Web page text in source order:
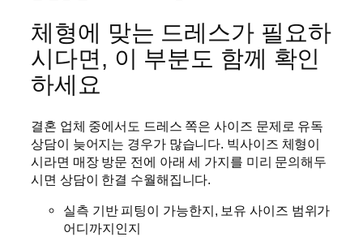
체형에 맞는 드레스가 필요하
시다면, 이 부분도 함께 확인
하세요
결혼 업체 중에서도 드레스 쪽은 사이즈 문제로 유독
상담이 늦어지는 경우가 많습니다. 빅사이즈 체형이
시라면 매장 방문 전에 아래 세 가지를 미리 문의해두
시면 상담이 한결 수월해집니다.
실측 기반 피팅이 가능한지, 보유 사이즈 범위가
어디까지인지